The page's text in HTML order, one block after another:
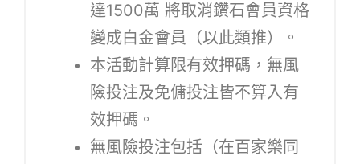
達1500萬 將取消鑽石會員資格
變成白金會員（以此類推）。
本活動計算限有效押碼，無風
險投注及免傭投注皆不算入有
效押碼。
無風險投注包括（在百家樂同